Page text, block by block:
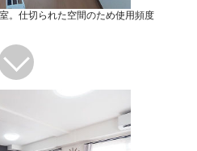
。仕切られた空間のため使用頻度